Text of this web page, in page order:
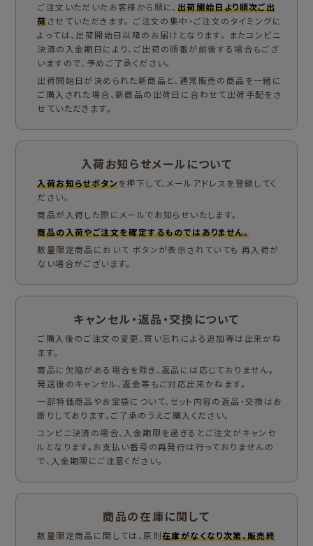
ご注文いただいたお客様から順に、 出荷開始日より順次ご出
荷させていただきます。 ご注文の集中・ご注文のタイミングに
よっては、出荷開始日以降のお届けとなります。 またコンビニ
決済の入金期日により、ご出荷の順番が前後する場合もござ
いますので、予めご了承ください。
出荷開始日が決められた新商品と、通常販売の商品を一緒に
ご購入された場合、新商品の出荷日に合わせて出荷手配をさ
せていただきます。
入荷お知らせメールについて
入荷お知らせボタンを押下して、メールアドレスを登録してく
ださい。
商品が入荷した際にメールでお知らせいたします。
商品の入荷やご注文を確定するものではありません。
数量限定商品において ボタンが表示されていても 再入荷が
ない場合がございます。
キャンセル・返品・交換について
ご購入後のご注文の変更、買い忘れによる追加等は出来かね
ます。
商品に欠陥がある場合を除き、返品には応じておりません。
発送後のキャンセル、返金等もご対応出来かねます。
一部特価商品やお宝袋について、セット内容の返品・交換はお
断りしております。ご了承のうえご購入ください。
コンビニ決済の場合、入金期限を過ぎるとご注文がキャンセ
ルとなります。お支払い番号の再発行は行っておりませんの
で、入金期限にご注意ください。
商品の在庫に関して
数量限定商品に関しては、原則在庫がなくなり次第、販売終